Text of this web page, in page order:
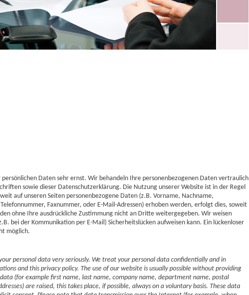
Daten sehr ernst. Wir behandeln Ihre personenbezogenen Daten vertraulich
sowie dieser Datenschutzerklärung. Die Nutzung unserer Website ist in der Regel
auf unseren Seiten personenbezogene Daten (z.B. Vorname, Nachname,
Faxnummer, oder E-Mail-Adressen) erhoben werden, erfolgt dies, soweit
ohne Ihre ausdrückliche Zustimmung nicht an Dritte weitergegeben. Wir weisen
bei der Kommunikation per E-Mail) Sicherheitslücken aufweisen kann. Ein lückenloser
möglich.
personal data very seriously. We treat your personal data confidentially and in
and this privacy policy. The use of our website is usually possible without providing
(for example first name, last name, company name, department name, postal
are raised, this takes place, if possible, always on a voluntary basis. These data